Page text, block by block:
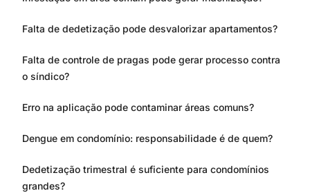
Falta de dedetização pode desvalorizar apartamentos?
Falta de controle de pragas pode gerar processo contra
o síndico?
Erro na aplicação pode contaminar áreas comuns?
Dengue em condomínio: responsabilidade é de quem?
Dedetização trimestral é suficiente para condomínios
grandes?